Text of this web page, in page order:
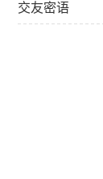
交友密语